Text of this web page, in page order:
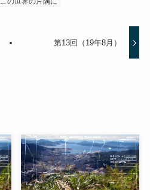
第13回（19年8月）